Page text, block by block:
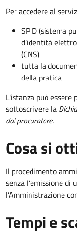
Per accedere al
SPID (sistema
d’identità
(CNS)
tutta la
della pratica.
L'istanza può essere
sottoscrivere la
dal procuratore.
Cosa si
Il procedimento
senza l’emissione di
l’Amministrazione
Tempi e